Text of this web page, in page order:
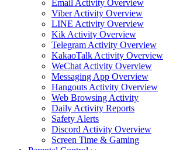
Email Activity Overview
Viber Activity Overview
LINE Activity Overview
Kik Activity Overview
Telegram Activity Overview
KakaoTalk Activity Overview
WeChat Activity Overview
Messaging App Overview
Hangouts Activity Overview
Web Browsing Activity
Daily Activity Reports
Safety Alerts
Discord Activity Overview
Screen Time & Gaming